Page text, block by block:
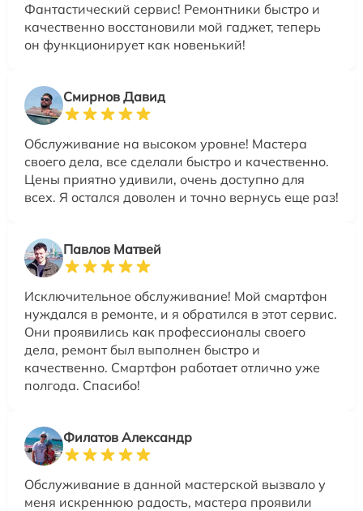
Фантастический сервис! Ремонтники быстро и
качественно восстановили мой гаджет, теперь
он функционирует как новенький!
Смирнов Давид
Обслуживание на высоком уровне! Мастера
своего дела, все сделали быстро и качественно.
Цены приятно удивили, очень доступно для
всех. Я остался доволен и точно вернусь еще раз!
Павлов Матвей
Исключительное обслуживание! Мой смартфон
нуждался в ремонте, и я обратился в этот сервис.
Они проявились как профессионалы своего
дела, ремонт был выполнен быстро и
качественно. Смартфон работает отлично уже
полгода. Спасибо!
Филатов Александр
Обслуживание в данной мастерской вызвало у
меня искреннюю радость, мастера проявили